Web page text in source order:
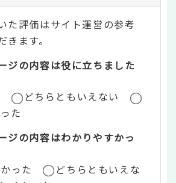
た評価はサイト運営の参考
きます。
ジの内容は役に立ちました
どちらともいえない
た
ジの内容はわかりやすかっ
った
どちらともいえな